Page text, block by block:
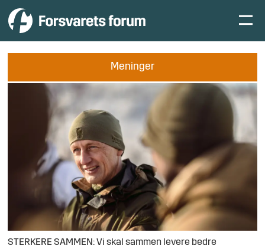
Meninger
STERKERE SAMMEN: Vi skal sammen levere bedre